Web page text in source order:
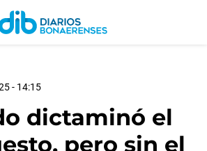
- 14:15
dictaminó el
pero sin el